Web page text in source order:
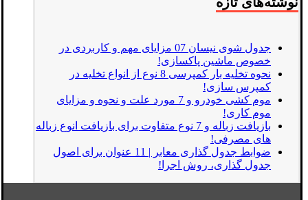
جدول شوی نیسان 07 مزایای مهم و کاربردی در
خصوص ماشین پاکسازی!
نحوه تخلیه بار کمپرسی 8 نوع از انواع تخلیه در
کمپرس سازی!
موم کشی خودرو و 7 مورد علت و نحوه و مزایای
موم کاری!
بازیافت زباله و 7 نوع متفاوت برای بازیافت انوع زباله
های مصرفی!
ضوابط جدول گذاری معابر | 11 عنوان برای اصول
جدول گذاری، روش اجرا!